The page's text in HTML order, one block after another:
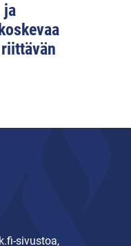
ja
sivustoa,